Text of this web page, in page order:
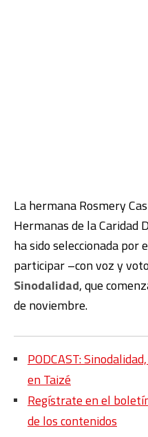
La hermana Rosmery
Hermanas de la Caridad
ha sido seleccionada por
participar –con voz y
Sinodalidad, que
de noviembre.
PODCAST:
en Taizé
Regístrate en el
de los contenidos